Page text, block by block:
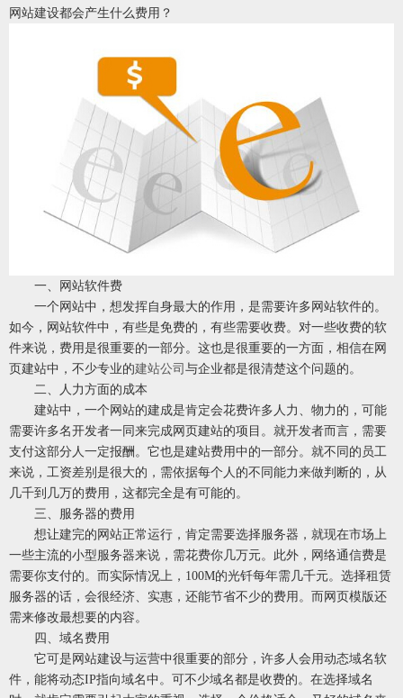
网站建设都会产生什么费用？
一、网站软件费
一个网站中，想发挥自身最大的作用，是需要许多网站软件的。
如今，网站软件中，有些是免费的，有些需要收费。对一些收费的软
件来说，费用是很重要的一部分。这也是很重要的一方面，相信在网
页建站中，不少专业的建站公司 与企业都是很清楚这个问题的。
二、人力方面的成本
建站中，一个网站的建成是肯定会花费许多人力、物力的，可能
需要许多名开发者一同来完成网页建站的项目。就开发者而言，需要
支付这部分人一定报酬。它也是建站费用中的一部分。就不同的员工
来说，工资差别是很大的，需依据每个人的不同能力来做判断的，从
几千到几万的费用，这都完全是有可能的。
三、服务器的费用
想让建完的网站正常运行，肯定需要选择服务器，就现在市场上
一些主流的小型服务器来说，需花费你几万元。此外，网络通信费是
需要你支付的。而实际情况上，100M的光钎每年需几千元。选择租赁
服务器的话，会很经济、实惠，还能节省不少的费用。而网页模版还
需来修改最想要的内容。
四、域名费用
它可是网站建设与运营中很重要的部分，许多人会用动态域名软
件，能将动态IP指向域名中。可不少域名都是收费的。在选择域名